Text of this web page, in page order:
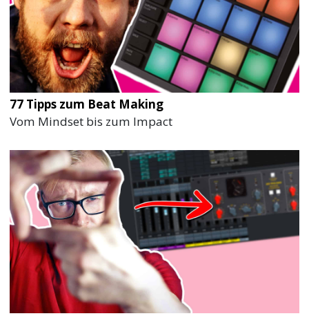
77 Tipps zum Beat Making
Vom Mindset bis zum Impact